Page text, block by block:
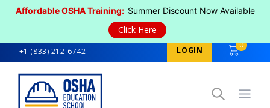
Affordable OSHA Training: Summer Discount Now Available
Click Here
+1 (833) 212-6742 LOGIN
0